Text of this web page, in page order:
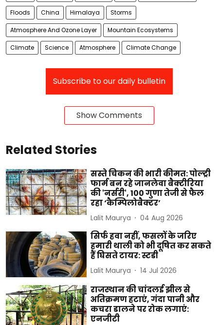
Floods China Himalaya Storms
Atmosphere And Ozone Layer Mountain Ecosystems
Climate Science Atmosphere Climate Change
Subscribe to our daily bulletin
Show Comments
Related Stories
सस्ते चिकन की भारी कीमत: पोल्ट्री
फार्म बन रहे जानलेवा बैक्टीरिया
की 'नर्सरी', 100 गुणा तेजी से फैल
रहा ‘कैम्पिलोबैक्टर’
Lalit Maurya 04 Aug 2026
सिर्फ हवा नहीं, फसलों के जरिए
हमारी थाली को भी दूषित कर सकते
हैं घिसते टायर: स्टडी
Lalit Maurya 14 Jul 2026
राजस्थान की चांदलई झील से
अतिक्रमण हटाएं, गंदा पानी और
कचरा डालने पर रोक लगाएं:
एनजीटी